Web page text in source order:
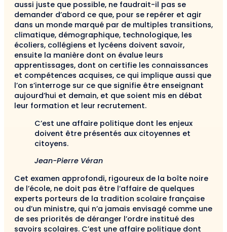
aussi juste que possible, ne faudrait-il pas se
demander d’abord ce que, pour se repérer et agir
dans un monde marqué par de multiples transitions,
climatique, démographique, technologique, les
écoliers, collégiens et lycéens doivent savoir,
ensuite la manière dont on évalue leurs
apprentissages, dont on certifie les connaissances
et compétences acquises, ce qui implique aussi que
l’on s’interroge sur ce que signifie être enseignant
aujourd’hui et demain, et que soient mis en débat
leur formation et leur recrutement.
C’est une affaire politique dont les enjeux
doivent être présentés aux citoyennes et
citoyens.
Jean-Pierre Véran
Cet examen approfondi, rigoureux de la boîte noire
de l’école, ne doit pas être l’affaire de quelques
experts porteurs de la tradition scolaire française
ou d’un ministre, qui n’a jamais envisagé comme une
de ses priorités de déranger l’ordre institué des
savoirs scolaires. C’est une affaire politique dont